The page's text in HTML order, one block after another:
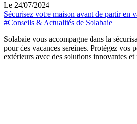
Le 24/07/2024
Sécurisez votre maison avant de partir en
#Conseils & Actualités de Solabaie
Solabaie vous accompagne dans la
pour des vacances sereines. Protégez vos
extérieurs avec des solutions innovantes et